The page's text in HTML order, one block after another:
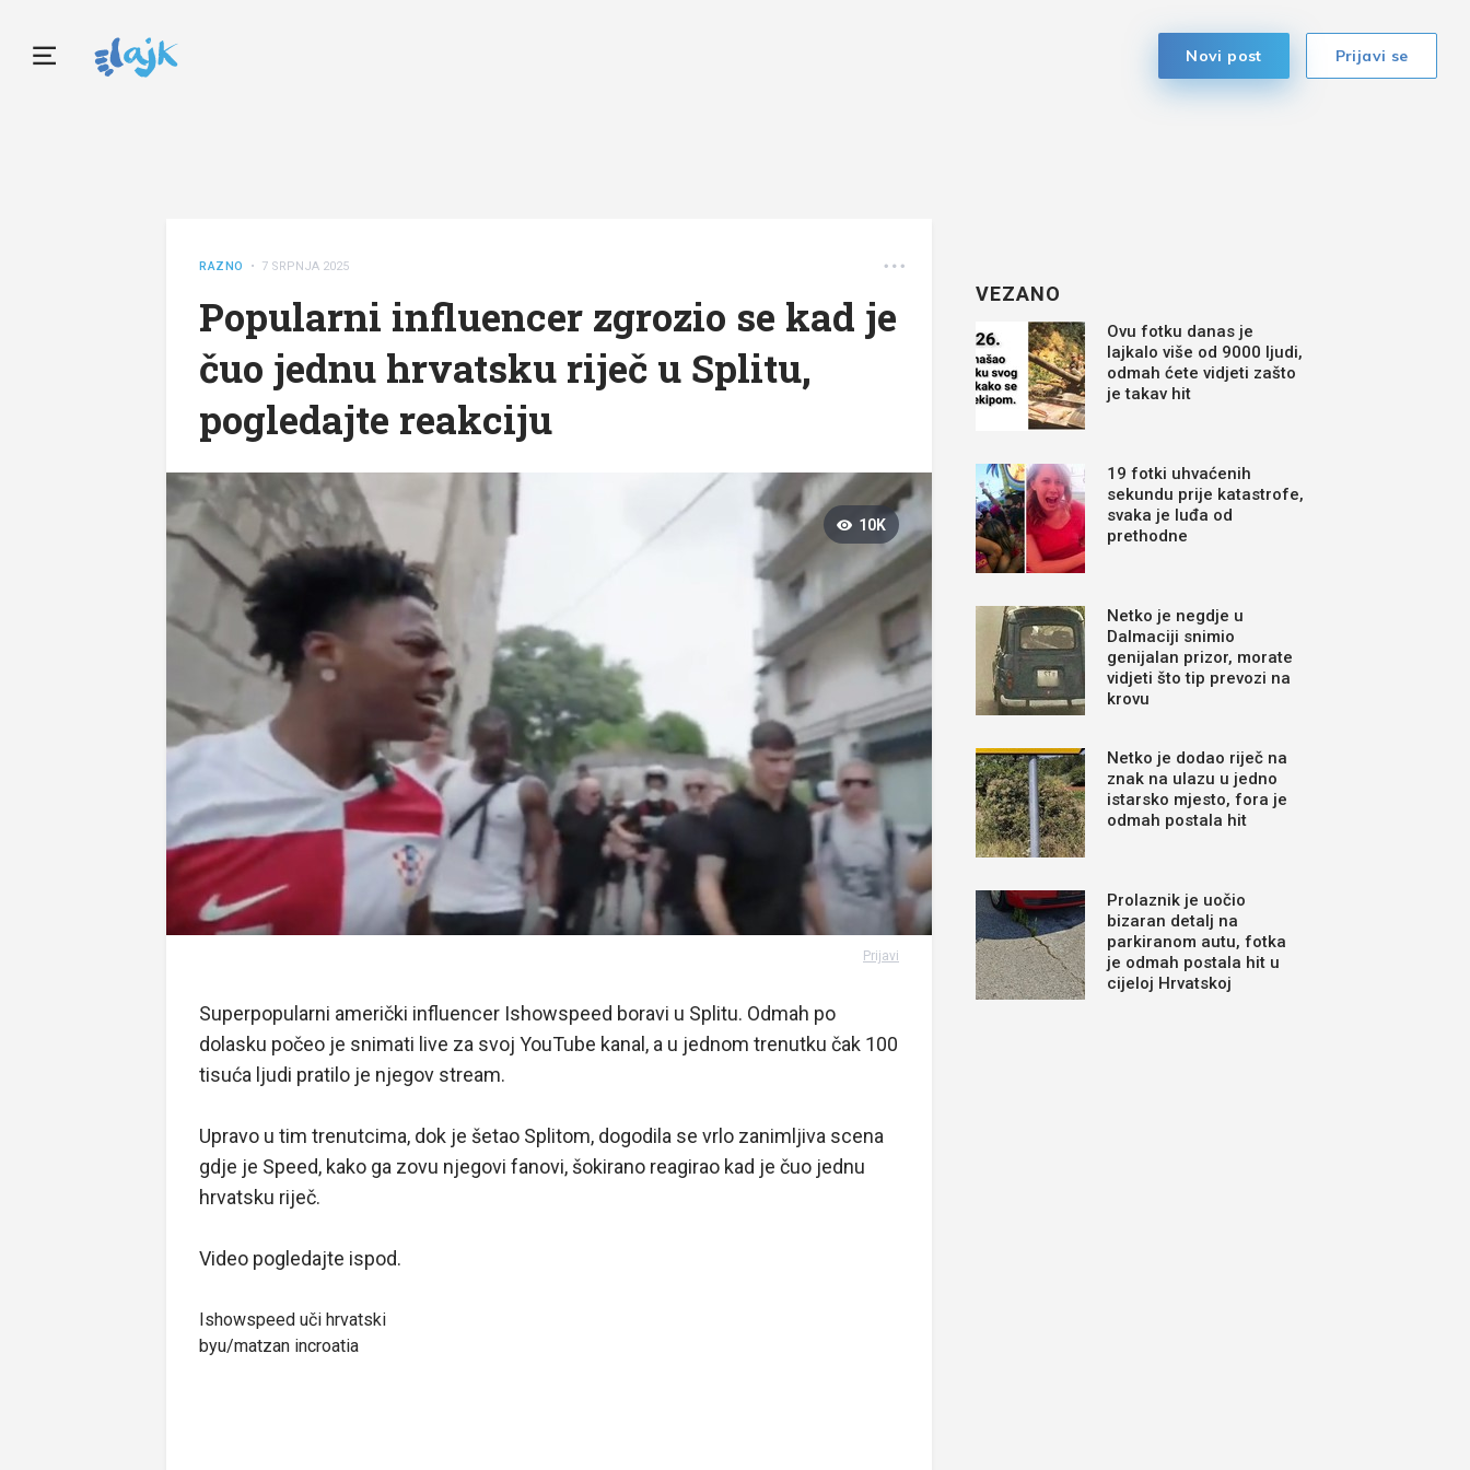
Prijavi se
Novi post
RAZNO • 7 SRPNJA 2025
Popularni influencer zgrozio se kad je
čuo jednu hrvatsku riječ u Splitu,
pogledajte reakciju
10K
Prijavi
Superpopularni američki influencer Ishowspeed boravi u Splitu. Odmah po
dolasku počeo je snimati live za svoj YouTube kanal, a u jednom trenutku čak 100
tisuća ljudi pratilo je njegov stream.
Upravo u tim trenutcima, dok je šetao Splitom, dogodila se vrlo zanimljiva scena
gdje je Speed, kako ga zovu njegovi fanovi, šokirano reagirao kad je čuo jednu
hrvatsku riječ.
Video pogledajte ispod.
Ishowspeed uči hrvatski
byu/matzan incroatia
VEZANO
Ovu fotku danas je
lajkalo više od 9000 ljudi,
odmah ćete vidjeti zašto
je takav hit
19 fotki uhvaćenih
sekundu prije katastrofe,
svaka je luđa od
prethodne
Netko je negdje u
Dalmaciji snimio
genijalan prizor, morate
vidjeti što tip prevozi na
krovu
Netko je dodao riječ na
znak na ulazu u jedno
istarsko mjesto, fora je
odmah postala hit
Prolaznik je uočio
bizaran detalj na
parkiranom autu, fotka
je odmah postala hit u
cijeloj Hrvatskoj